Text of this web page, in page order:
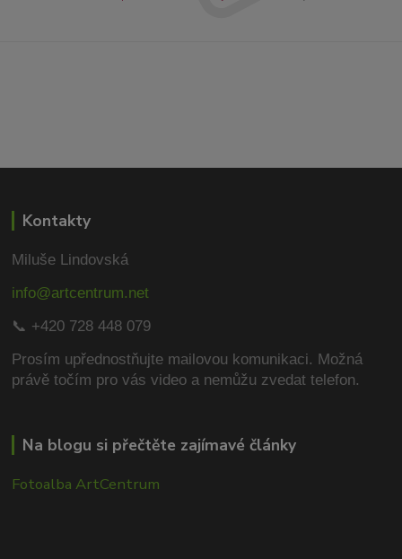
Kontakty
Miluše Lindovská
info@artcentrum.net
📞 +420 728 448 079
Prosím upřednostňujte mailovou komunikaci. Možná
právě točím pro vás video a nemůžu zvedat telefon.
Na blogu si přečtěte zajímavé články
Fotoalba ArtCentrum